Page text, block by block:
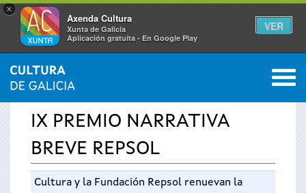
×
Axenda Cultura
Xunta de Galicia
Aplicación gratuíta - En Google Play
VER
Se
usted
INICIO › SERVICIOS 0
IX PREMIO NARRATIVA
BREVE REPSOL
Cultura y la Fundación Repsol renuevan la